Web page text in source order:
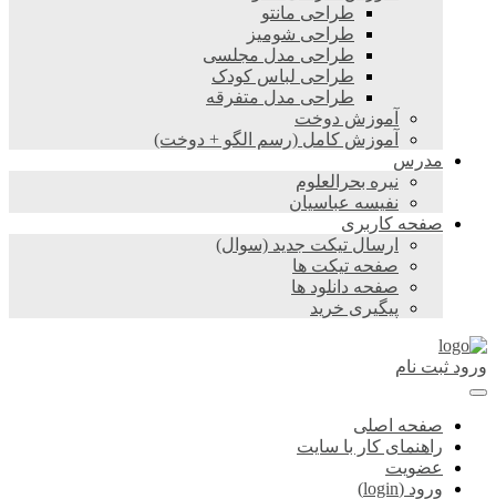
طراحی مانتو
طراحی شومیز
طراحی مدل مجلسی
طراحی لباس کودک
طراحی مدل متفرقه
آموزش دوخت
آموزش کامل (رسم الگو + دوخت)
مدرس
نیره بحرالعلوم
نفیسه عباسیان
صفحه کاربری
ارسال تیکت جدید (سوال)
صفحه تیکت ها
صفحه دانلود ها
پیگیری خرید
ورود ثبت نام
صفحه اصلی
راهنمای کار با سایت
عضویت
ورود (login)